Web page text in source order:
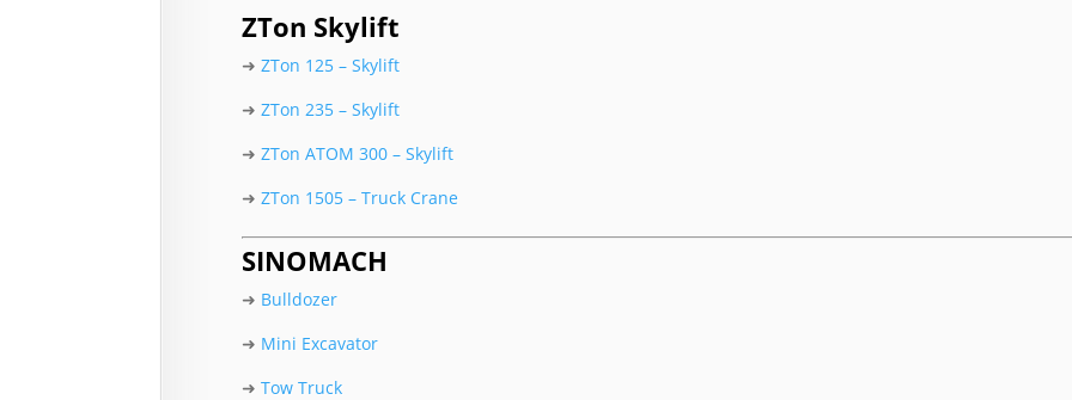
ZTon Skylift
➜ZTon 125 – Skylift
➜ZTon 235 – Skylift
➜ZTon ATOM 300 – Skylift
➜ZTon 1505 – Truck Crane
SINOMACH
➜ Bulldozer
➜ Mini Excavator
➜Tow Truck